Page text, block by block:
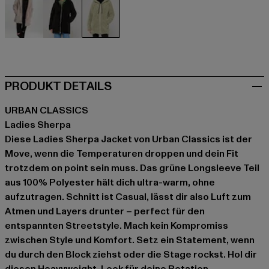
PRODUKT DETAILS
URBAN CLASSICS
Ladies Sherpa
Diese Ladies Sherpa Jacket von Urban Classics ist der
Move, wenn die Temperaturen droppen und dein Fit
trotzdem on point sein muss. Das grüne Longsleeve Teil
aus 100% Polyester hält dich ultra-warm, ohne
aufzutragen. Schnitt ist Casual, lässt dir also Luft zum
Atmen und Layers drunter – perfect für den
entspannten Streetstyle. Mach kein Kompromiss
zwischen Style und Komfort. Setz ein Statement, wenn
du durch den Block ziehst oder die Stage rockst. Hol dir